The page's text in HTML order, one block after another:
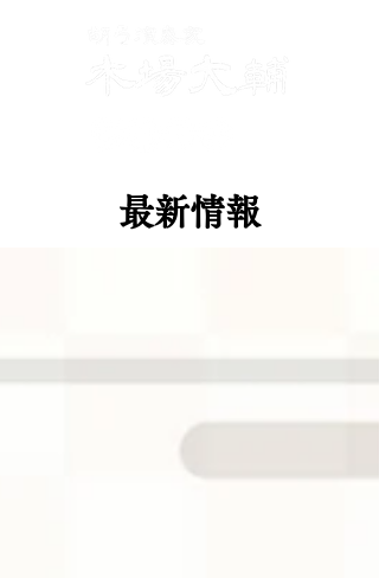
​最新情報